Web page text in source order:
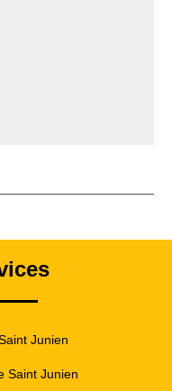
Junien
Saint Junien